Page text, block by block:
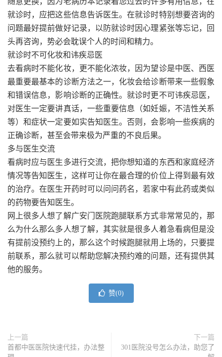
就诊时，应把这些信息告诉医生。在就诊时特别想要咨询的
问题最好提前做好记录，以防就诊时因心理紧张等忘记，回
头再咨询，势必会耽误个人的时间和精力。
就诊时不可化妆和讳疾忌医
去看病时不能化妆，更不能化浓妆，因为望诊是中医、西医
最重要最基本的诊断方法之一，化妆会给诊断带来一些假象
和错误信息，影响诊断的正确性。就诊时更不可讳疾忌医，
对医生一定要讲真话，一些重要信息（如妊娠，不洁性关系
等）和症状一定要如实告知医生。否则，会影响一些疾病的
正确诊断，甚至会带来极为严重的不良后果。
多与医生交流
看病时应与医生多进行交流，把你想知道的东西和家庭经济
情况等告知医生，这样可让你在最合理的价位上得到最有效
的治疗。在医生开药时可以问问药名，若家中有此药或类似
的药物要告知医生。
网上很多人想了解广安门医院跑腿联系方式非常常见的，那
么为什么那么多人想了解，其实就是很多人着急看病但是没
有提前没预约上的，那么这个时候跑腿就用上场的，只要提
前联系，那么就可以帮助您解决预约难的问题，还有提供其
他的服务。
赞(0)
上一篇
首都中医医院快速代挂，办法整
下一篇
301医院没号怎么办法，助您了